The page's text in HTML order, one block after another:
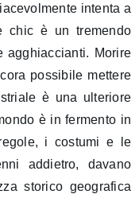
intenta a
chic è un tremendo
agghiaccianti. Morire
possibile mettere
è una ulteriore
è in fermento in
i costumi e le
addietro, davano
storico geografica